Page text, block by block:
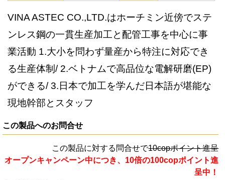
VINA ASTEC CO.,LTD.はホーチミン近傍でステ
ンレス鋼の一貫生産加工と配管工事を中心に事
業活動 1.大小を問わず量産から特注に対応でき
る生産体制/ 2.ベトナムで高品位な電解研磨(EP)
ができる/ 3.日本で加工を学んだ日本語が堪能な
現地幹部とスタッフ
この製品へのお問合せ
この製品に対する問合せで10copポイント進呈
オープンキャンペーン中につき、10倍の100copポイント進
呈中！